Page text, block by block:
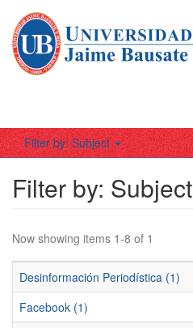
Filter by: Subject
Filter by: Subject
Now showing items 1-8 of 1
Desinformación Periodística (1)
Facebook (1)